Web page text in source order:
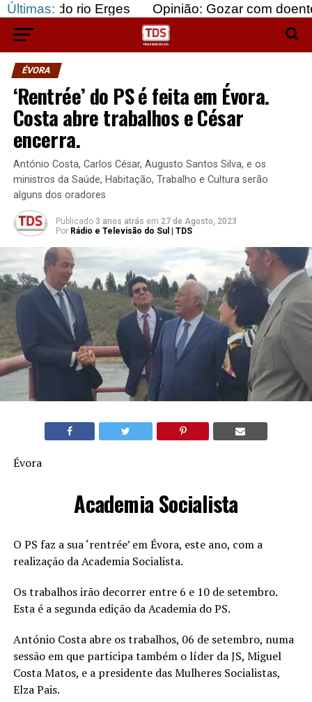
Últimas:
Erges Opinião: Gozar com doentes e
ÉVORA
‘Rentrée’ do PS é feita em Évora.
Costa abre trabalhos e César
encerra.
António Costa, Carlos César, Augusto Santos Silva, e os
ministros da Saúde, Habitação, Trabalho e Cultura serão
alguns dos oradores
Publicado 3 anos atrás em 27 de Agosto, 2023
Por Rádio e Televisão do Sul | TDS
Évora
Academia Socialista
O PS faz a sua ‘rentrée’ em Évora, este ano, com a
realização da Academia Socialista.
Os trabalhos irão decorrer entre 6 e 10 de setembro.
Esta é a segunda edição da Academia do PS.
António Costa abre os trabalhos, 06 de setembro, numa
sessão em que participa também o líder da JS, Miguel
Costa Matos, e a presidente das Mulheres Socialistas,
Elza Pais.